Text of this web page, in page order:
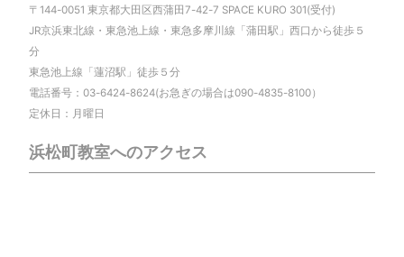
〒144-0051 東京都大田区西蒲田7-42-7 SPACE KURO 301(受付)
JR京浜東北線・東急池上線・東急多摩川線「蒲田駅」西口から徒歩５
分
東急池上線「蓮沼駅」徒歩５分
電話番号：03-6424-8624(お急ぎの場合は090-4835-8100）
定休日：月曜日
浜松町教室へのアクセス